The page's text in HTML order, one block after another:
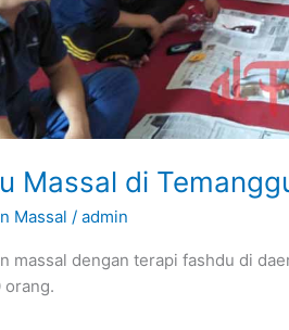
Massal di
Massal /admin
massal dengan terapi fashdu di
orang.